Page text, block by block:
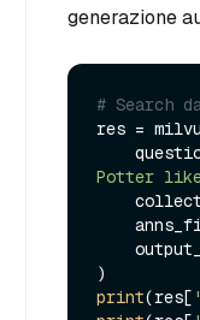
generazione
# Search
res =
Potter
print(res[